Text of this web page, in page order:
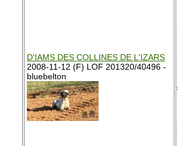
D'IAMS DES COLLINES DE L'IZARS
2008-11-12 (F) LOF 201320/40496 -
bluebelton